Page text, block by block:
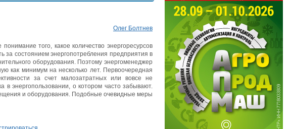
Олег Болтнев
того, какое количество энергоресурсов
за состоянием энергопотребления предприятия в
оборудования. Поэтому энергоменеджер
как минимум на несколько лет. Первоочередная
за счет малозатратных или вовсе не
энергопользовании, о котором часто забывают.
и оборудования. Подобные очевидные меры